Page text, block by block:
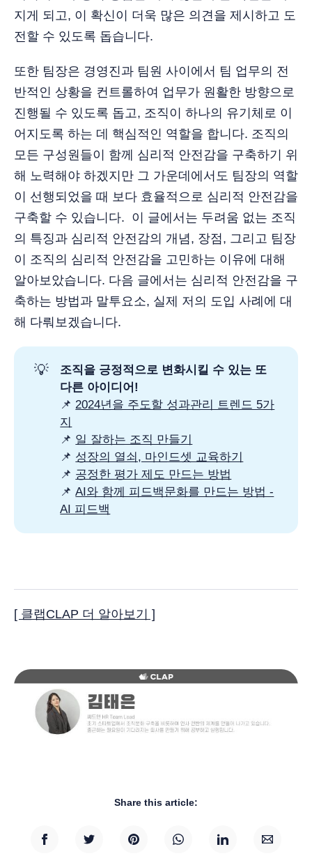
지게 되고, 이 확신이 더욱 많은 의견을 제시하고 도
전할 수 있도록 돕습니다.
또한 팀장은 경영진과 팀원 사이에서 팀 업무의 전
반적인 상황을 컨트롤하여 업무가 원활한 방향으로
진행될 수 있도록 돕고, 조직이 하나의 유기체로 이
어지도록 하는 데 핵심적인 역할을 합니다. 조직의
모든 구성원들이 함께 심리적 안전감을 구축하기 위
해 노력해야 하겠지만 그 가운데에서도 팀장의 역할
이 선행되었을 때 보다 효율적으로 심리적 안전감을
구축할 수 있습니다. 이 글에서는 두려움 없는 조직
의 특징과 심리적 안전감의 개념, 장점, 그리고 팀장
이 조직의 심리적 안전감을 고민하는 이유에 대해
알아보았습니다. 다음 글에서는 심리적 안전감을 구
축하는 방법과 말투요소, 실제 저의 도입 사례에 대
해 다뤄보겠습니다.
💡
조직을 긍정적으로 변화시킬 수 있는 또
다른 아이디어!
📌2024년을 주도할 성과관리 트렌드 5가
지
📌 일 잘하는 조직 만들기
📌 성장의 열쇠, 마인드셋 교육하기
📌 공정한 평가 제도 만드는 방법
📌AI와 함께 피드백문화를 만드는 방법 -
AI 피드백
[ 클랩CLAP 더 알아보기 ]
Share this article: